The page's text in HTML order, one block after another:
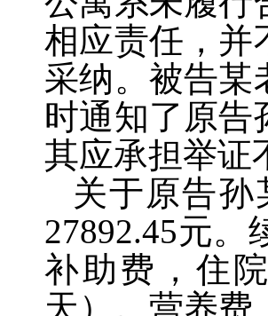
相应责任，并
采纳。被告某
时通知了原告
其应承担举证
关于原告
27892.45元。
补助费，住
天）。营养费